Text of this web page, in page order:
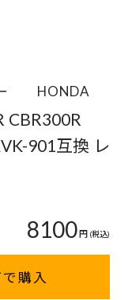
HONDA
CBR300R
901互換 レ
8100円 (税込)
購入